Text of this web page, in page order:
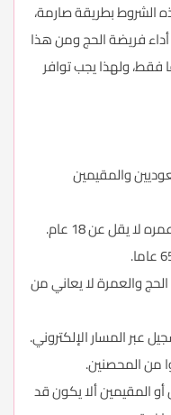
الشروط بطريقة صارمة،
أداء فريضة الحج ومن هذا
فقط، ولهذا يجب توافر
والمقيمين
يقل عن 18 عام.
والعمرة لا يعاني من
عبر المسار الإلكتروني.
من المحصنين.
المقيمين ألا يكون قد